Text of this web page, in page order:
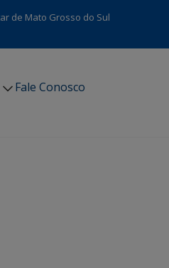
de Mato Grosso do Sul
Fale Conosco